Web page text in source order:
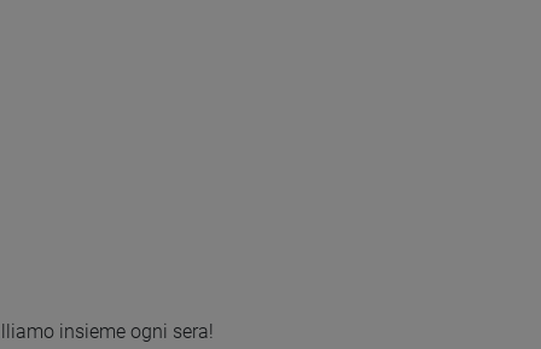
insieme ogni sera!